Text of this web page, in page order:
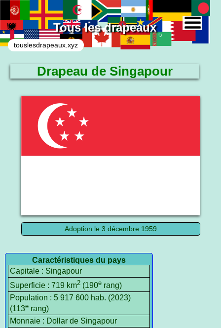
Tous les drapeaux
touslesdrapeaux.xyz
Drapeau de Singapour
Le drapeau national
Adoption le 3 décembre 1959
Caractéristiques du pays
Capitale : Singapour
Superficie : 719 km2 (190e rang)
Population : 5 917 600 hab. (2023)
(113e rang)
Monnaie : Dollar de Singapour